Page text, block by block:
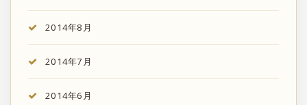
2014年8月
2014年7月
2014年6月